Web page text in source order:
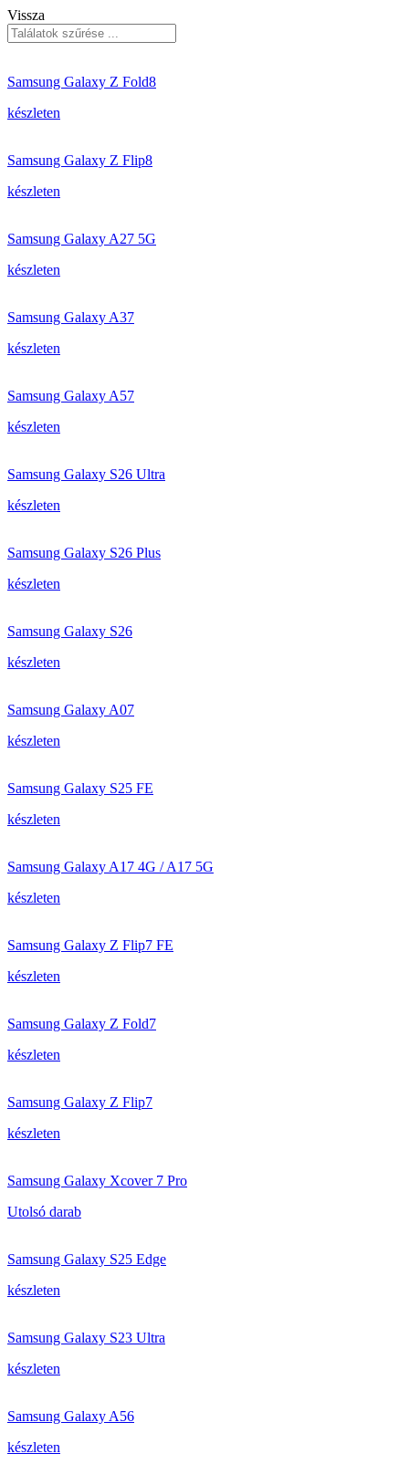
Vissza
Samsung Galaxy Z Fold8
készleten
Samsung Galaxy Z Flip8
készleten
Samsung Galaxy A27 5G
készleten
Samsung Galaxy A37
készleten
Samsung Galaxy A57
készleten
Samsung Galaxy S26 Ultra
készleten
Samsung Galaxy S26 Plus
készleten
Samsung Galaxy S26
készleten
Samsung Galaxy A07
készleten
Samsung Galaxy S25 FE
készleten
Samsung Galaxy A17 4G / A17 5G
készleten
Samsung Galaxy Z Flip7 FE
készleten
Samsung Galaxy Z Fold7
készleten
Samsung Galaxy Z Flip7
készleten
Samsung Galaxy Xcover 7 Pro
Utolsó darab
Samsung Galaxy S25 Edge
készleten
Samsung Galaxy S23 Ultra
készleten
Samsung Galaxy A56
készleten